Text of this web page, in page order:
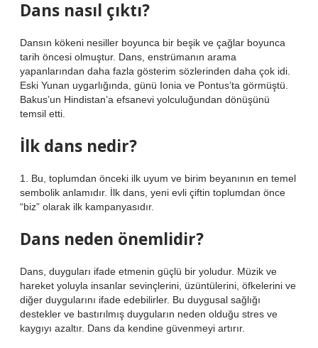
Dans nasıl çıktı?
Dansın kökeni nesiller boyunca bir beşik ve çağlar boyunca
tarih öncesi olmuştur. Dans, enstrümanın arama
yapanlarından daha fazla gösterim sözlerinden daha çok idi.
Eski Yunan uygarlığında, günü Ionia ve Pontus’ta görmüştü.
Bakus’un Hindistan’a efsanevi yolculuğundan dönüşünü
temsil etti.
İlk dans nedir?
1. Bu, toplumdan önceki ilk uyum ve birim beyanının en temel
sembolik anlamıdır. İlk dans, yeni evli çiftin toplumdan önce
“biz” olarak ilk kampanyasıdır.
Dans neden önemlidir?
Dans, duyguları ifade etmenin güçlü bir yoludur. Müzik ve
hareket yoluyla insanlar sevinçlerini, üzüntülerini, öfkelerini ve
diğer duygularını ifade edebilirler. Bu duygusal sağlığı
destekler ve bastırılmış duyguların neden olduğu stres ve
kaygıyı azaltır. Dans da kendine güvenmeyi artırır.